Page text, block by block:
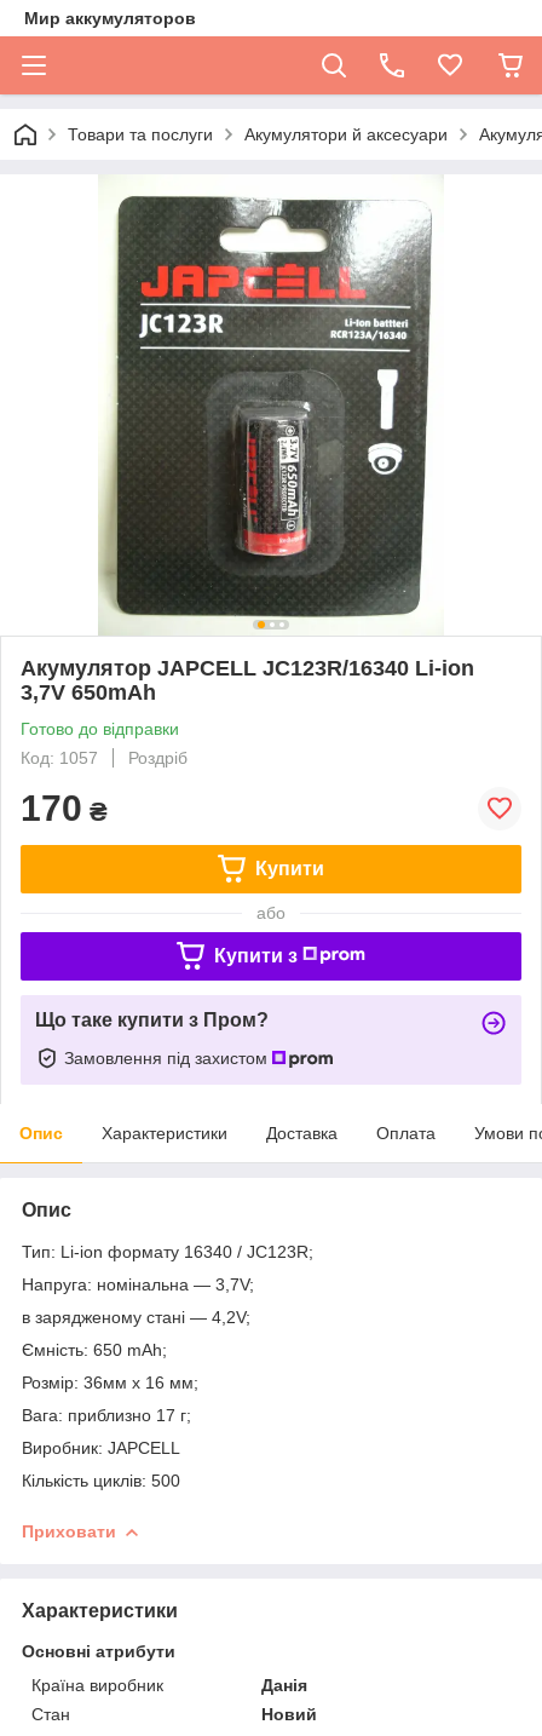
Мир аккумуляторов
Товари та послуги Акумулятори й аксесуари
Акумулятор JAPCELL JC123R/16340 Li-ion
3,7V 650mAh
Готово до відправки
Код: 1057
Роздріб
170 ₴
Купити
або
Купити з
Що таке купити з Пром?
Замовлення під захистом
Опис Характеристики Доставка Оплата Умови
Опис
Тип: Li-ion формату 16340 / JC123R;
Напруга: номінальна — 3,7V;
в зарядженому стані — 4,2V;
Ємність: 650 mAh;
Розмір: 36мм x 16 мм;
Вага: приблизно 17 г;
Виробник: JAPCELL
Кількість циклів: 500
Приховати
Характеристики
Основні атрибути
Країна виробник
Данія
Стан
Новий